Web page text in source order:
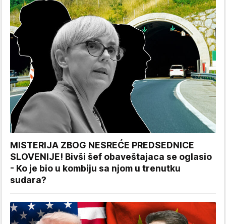
MISTERIJA ZBOG NESREĆE PREDSEDNICE
SLOVENIJE! Bivši šef obaveštajaca se oglasio
- Ko je bio u kombiju sa njom u trenutku
sudara?